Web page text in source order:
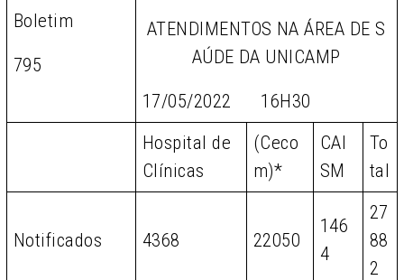
Boletim
795
ATENDIMENTOS NA ÁREA DE S
AÚDE DA UNICAMP
17/05/2022 16H30
Hospital de
Clínicas
(Ceco
m)*
CAI
SM
To
tal
Notificados 4368 22050
146
4
27
88
2